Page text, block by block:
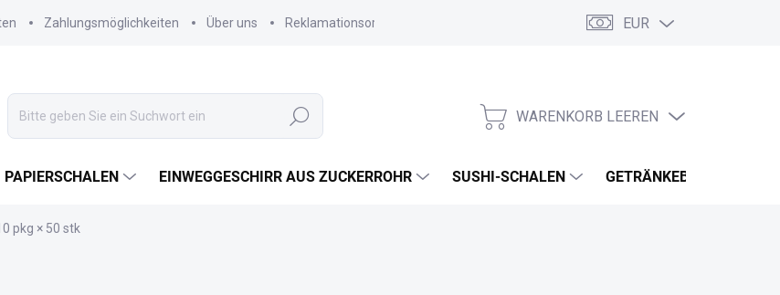
Zahlungsmöglichkeiten Über uns Reklamationsordnung Allgemeine Geschäftsbedingungen GDPR
EUR
Suchen WARENKORB
WARENKORB LEEREN
PAPIERSCHALEN EINWEGGESCHIRR AUS ZUCKERROHR SUSHI-SCHALEN GETRÄNKEBECHER
pkg × 50 stk